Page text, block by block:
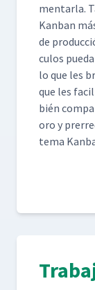
men­tar­la.
Kan­ban
de
cu­los
lo que les
que les
bién
oro y
tema